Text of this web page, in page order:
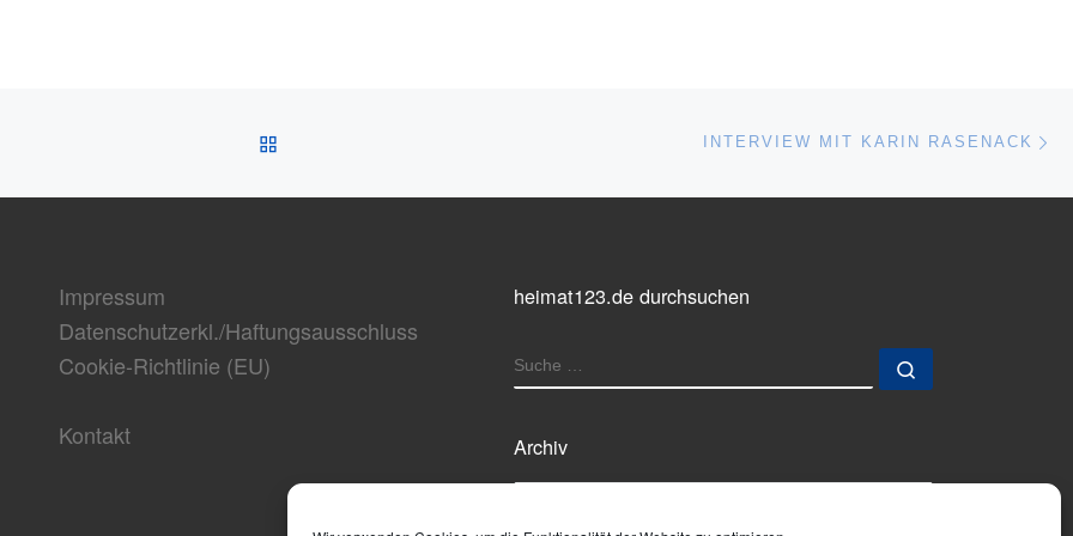
INTERVIEW MIT KARIN RASENACK
Impressum
Datenschutzerkl./Haftungsausschluss
Cookie-Richtlinie (EU)
Kontakt
heimat123.de durchsuchen
SUCHE
Archiv